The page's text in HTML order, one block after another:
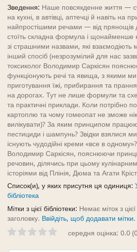
Зведення: Наше повсякденне життя —
на кухні, в автівці, аптечці й навіть на
найпростішими речами — від
стоїть складна формула і щонайменше
зі страшними назвами, які взаємодіють
інший спосіб (незрозумілий для нас
токсиколог Володимир Саркісян
функціонують речі та явища, з якими
приготування їжі, прибирання та
на дорогах. Тут не лише формули та
та практичні приклади. Коли потрібно
картоплю та чому гомеопат не зможе
вилікувати)? За яким принципом
пестициди і шампунь? Звідки взялися
існують чудодійні креми «все в
Володимир Саркісян, пояснюючи
речовин, ділячись при цьому
історіями від Плінія, Дюма та Агати
Список(и), у яких присутня ця одиниця:
бібліотека
Мітки з цієї бібліотеки: Немає міток з
заголовку. Ввійдіть, щоб додавати мітки.
середня оцінка: 0.0